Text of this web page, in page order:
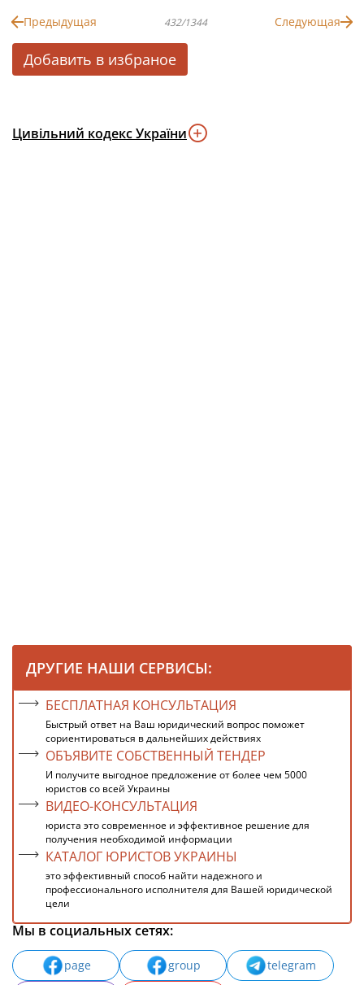
Предыдущая 432/1344 Следующая
Добавить в избраное
Цивільний кодекс України
ДРУГИЕ НАШИ СЕРВИСЫ:
БЕСПЛАТНАЯ КОНСУЛЬТАЦИЯ
Быстрый ответ на Ваш юридический вопрос поможет
сориентироваться в дальнейших действиях
ОБЪЯВИТЕ СОБСТВЕННЫЙ ТЕНДЕР
И получите выгодное предложение от более чем 5000
юристов со всей Украины
ВИДЕО-КОНСУЛЬТАЦИЯ
юриста это современное и эффективное решение для
получения необходимой информации
КАТАЛОГ ЮРИСТОВ УКРАИНЫ
это эффективный способ найти надежного и
профессионального исполнителя для Вашей юридической
цели
Мы в социальных сетях:
page group
telegram